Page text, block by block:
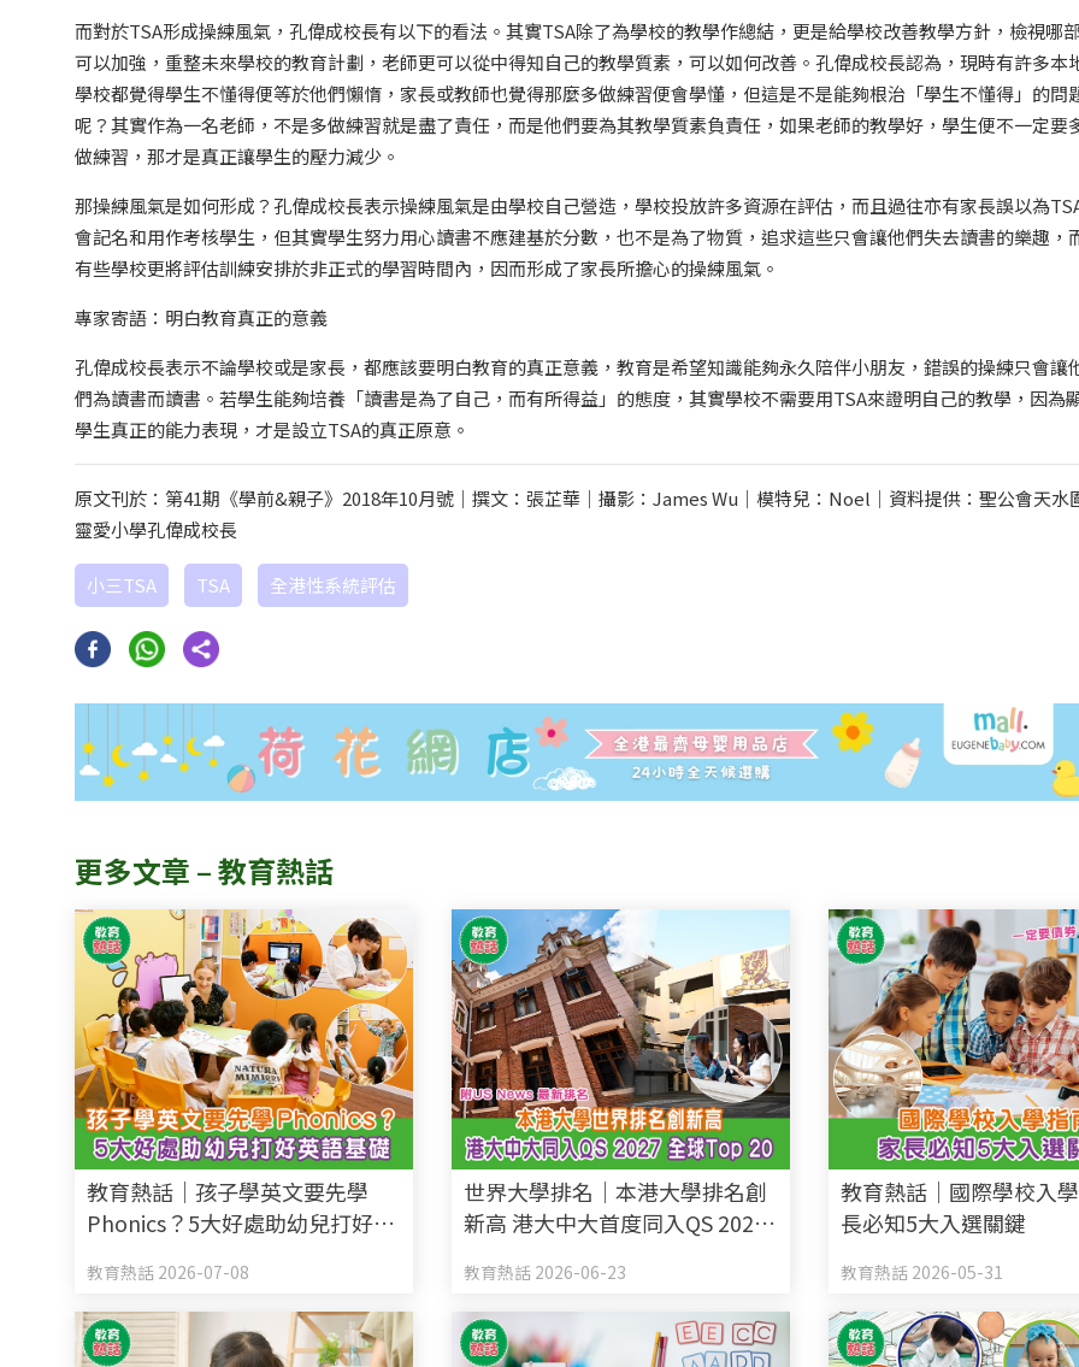
而對於TSA形成操練風氣，孔偉成校長有以下的看法。其實TSA除了為學校的教學作總結，更是給學校改善教學方針，檢視哪
可以加強，重整未來學校的教育計劃，老師更可以從中得知自己的教學質素，可以如何改善。孔偉成校長認為，現時有許多本
學校都覺得學生不懂得便等於他們懶惰，家長或教師也覺得那麼多做練習便會學懂，但這是不是能夠根治「學生不懂得」的問
呢？其實作為一名老師，不是多做練習就是盡了責任，而是他們要為其教學質素負責任，如果老師的教學好，學生便不一定要
做練習，那才是真正讓學生的壓力減少。
那操練風氣是如何形成？孔偉成校長表示操練風氣是由學校自己營造，學校投放許多資源在評估，而且過往亦有家長誤以為
會記名和用作考核學生，但其實學生努力用心讀書不應建基於分數，也不是為了物質，追求這些只會讓他們失去讀書的樂趣，
有些學校更將評估訓練安排於非正式的學習時間內，因而形成了家長所擔心的操練風氣。
專家寄語：明白教育真正的意義
孔偉成校長表示不論學校或是家長，都應該要明白教育的真正意義，教育是希望知識能夠永久陪伴小朋友，錯誤的操練只會讓
們為讀書而讀書。若學生能夠培養「讀書是為了自己，而有所得益」的態度，其實學校不需要用TSA來證明自己的教學，因為
學生真正的能力表現，才是設立TSA的真正原意。
原文刊於：第41期《學前&親子》2018年10月號｜撰文：張芷華｜攝影：James Wu｜模特兒：Noel｜資料提供：聖公會天水
靈愛小學孔偉成校長
小三TSA TSA 全港性系統評估
更多文章 – 教育熱話
教育熱話｜孩子學英文要先學
Phonics？5大好處助幼兒打好英
教育熱話 2026-07-08
世界大學排名｜本港大學排名創
新高 港大中大首度同入QS 2027
教育熱話 2026-06-23
教育熱話｜國際學校入
長必知5大入選關鍵
教育熱話 2026-05-31